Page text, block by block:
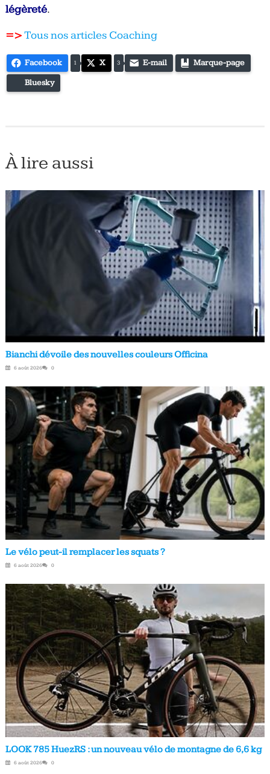
légèreté.
=>Tous nos articles Coaching
Facebook 1 X 3 E-mail Marque-page
Bluesky
À lire aussi
Bianchi dévoile des nouvelles couleurs Officina
6 août 2026 0
Le vélo peut-il remplacer les squats ?
6 août 2026 0
LOOK 785 HuezRS : un nouveau vélo de montagne de 6,6 kg
6 août 2026 0